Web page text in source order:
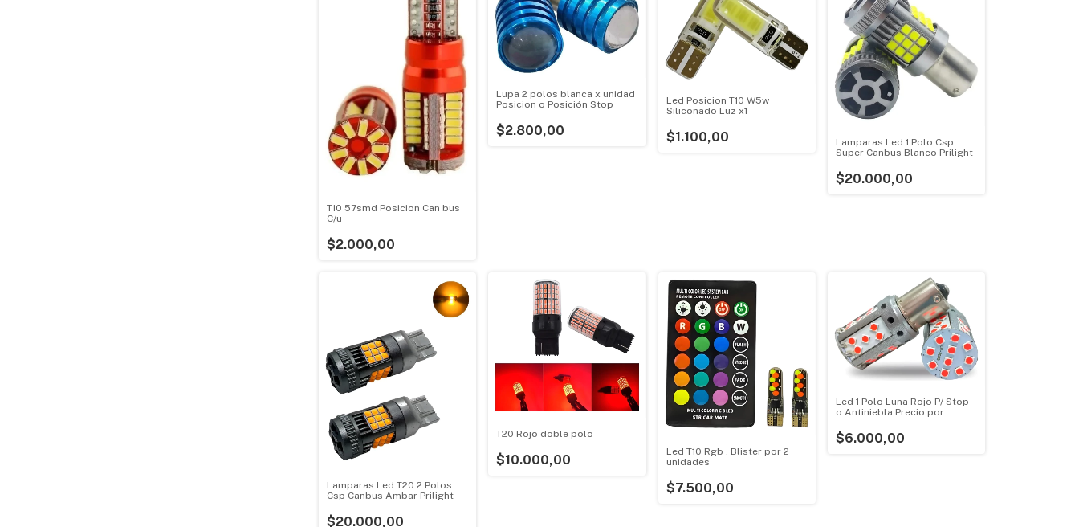
T10 57smd Posicion Can bus
C/u
$2.000,00
Lupa 2 polos blanca x unidad
Posicion o Posición Stop
$2.800,00
Led Posicion T10 W5w
Siliconado Luz x1
$1.100,00
Lamparas Led 1 Polo Csp
Super Canbus Blanco Prilight
$20.000,00
Lamparas Led T20 2 Polos
Csp Canbus Ambar Prilight
$20.000,00
T20 Rojo doble polo
$10.000,00
Led T10 Rgb . Blister por 2
unidades
$7.500,00
Led 1 Polo Luna Rojo P/ Stop
o Antiniebla Precio por
$6.000,00